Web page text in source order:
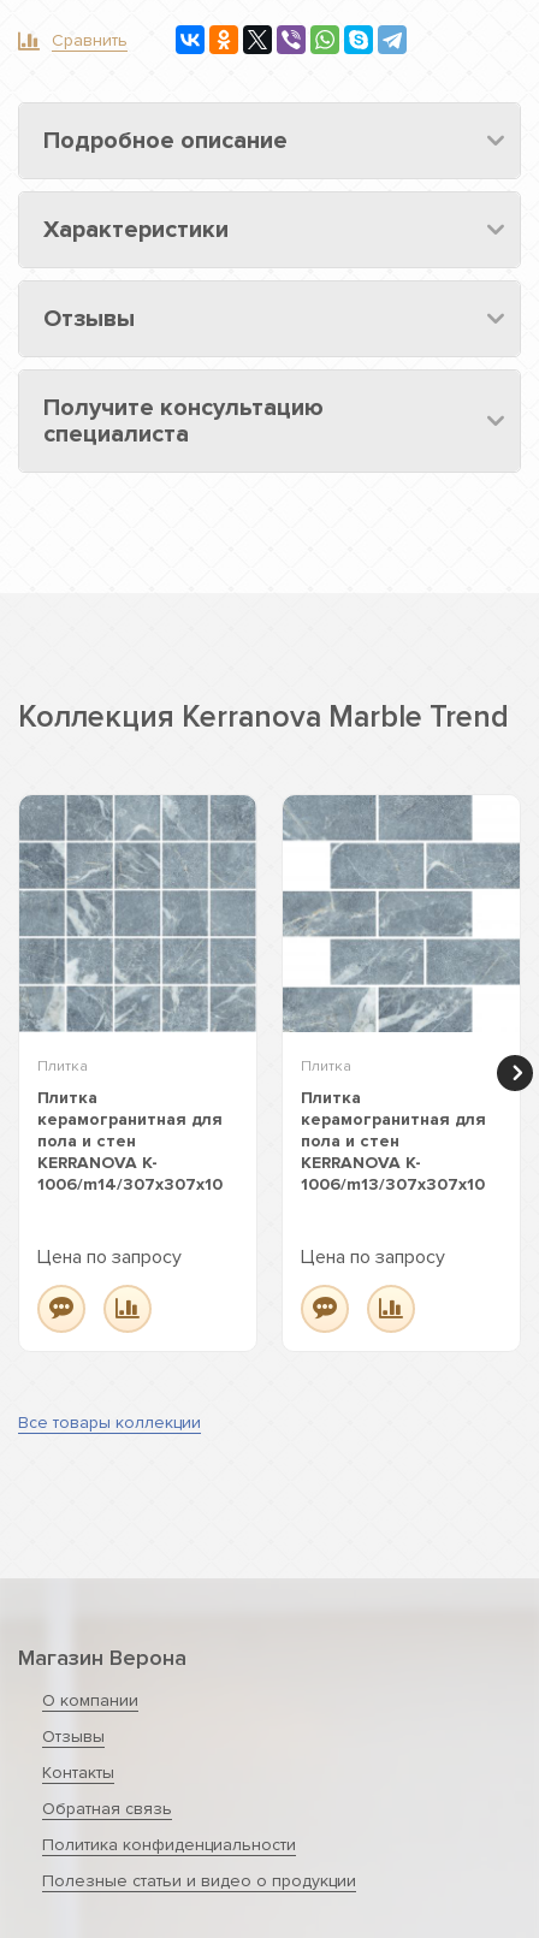
Сравнить
Подробное описание
Характеристики
Отзывы
Получите консультацию
специалиста
Коллекция Kerranova Marble Trend
Плитка
Плитка
керамогранитная для
пола и стен
KERRANOVA K-
1006/m14/307x307x10
Цена по запросу
Плитка
Плитка
керамогранитная для
пола и стен
KERRANOVA K-
1006/m13/307x307x10
Цена по запросу
Все товары коллекции
Магазин Верона
О компании
Отзывы
Контакты
Обратная связь
Политика конфиденциальности
Полезные статьи и видео о продукции